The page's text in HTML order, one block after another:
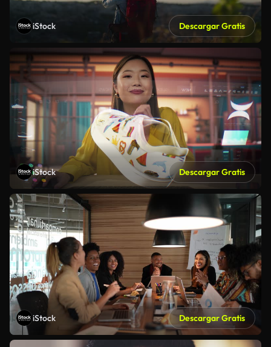
iStock Descargar Gratis
iStock Descargar Gratis
iStock Descargar Gratis